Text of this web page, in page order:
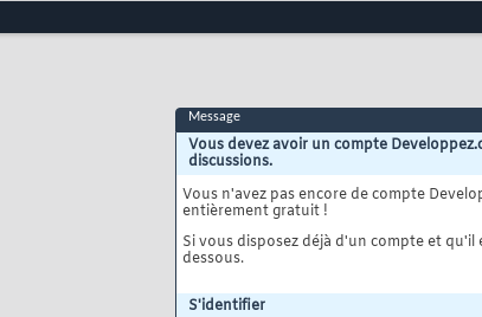
Message
Vous devez avoir un compte
discussions.
Vous n'avez pas encore de compte
entièrement gratuit !
Si vous disposez déjà d'un compte et
dessous.
S'identifier